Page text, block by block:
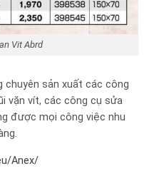
Vit Abrd
chuyên sản xuất các công
vặn vít, các công cụ sửa
được mọi công việc nhu
Anex/